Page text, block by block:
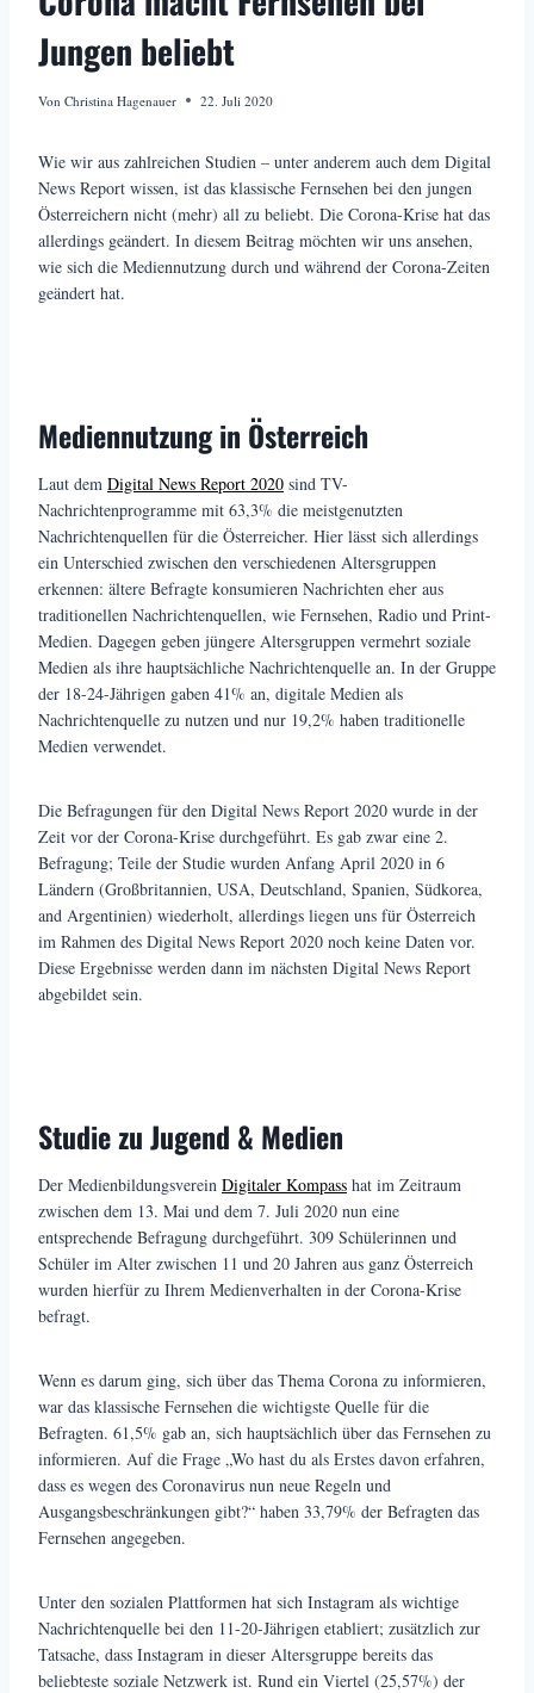
Jungen beliebt
Von Christina Hagenauer 22. Juli 2020
Wie wir aus zahlreichen Studien – unter anderem auch dem Digital
News Report wissen, ist das klassische Fernsehen bei den jungen
Österreichern nicht (mehr) all zu beliebt. Die Corona-Krise hat das
allerdings geändert. In diesem Beitrag möchten wir uns ansehen,
wie sich die Mediennutzung durch und während der Corona-Zeiten
geändert hat.
Mediennutzung in Österreich
Laut dem Digital News Report 2020 sind TV-
Nachrichtenprogramme mit 63,3% die meistgenutzten
Nachrichtenquellen für die Österreicher. Hier lässt sich allerdings
ein Unterschied zwischen den verschiedenen Altersgruppen
erkennen: ältere Befragte konsumieren Nachrichten eher aus
traditionellen Nachrichtenquellen, wie Fernsehen, Radio und Print-
Medien. Dagegen geben jüngere Altersgruppen vermehrt soziale
Medien als ihre hauptsächliche Nachrichtenquelle an. In der Gruppe
der 18-24-Jährigen gaben 41% an, digitale Medien als
Nachrichtenquelle zu nutzen und nur 19,2% haben traditionelle
Medien verwendet.
Die Befragungen für den Digital News Report 2020 wurde in der
Zeit vor der Corona-Krise durchgeführt. Es gab zwar eine 2.
Befragung; Teile der Studie wurden Anfang April 2020 in 6
Ländern (Großbritannien, USA, Deutschland, Spanien, Südkorea,
and Argentinien) wiederholt, allerdings liegen uns für Österreich
im Rahmen des Digital News Report 2020 noch keine Daten vor.
Diese Ergebnisse werden dann im nächsten Digital News Report
abgebildet sein.
Studie zu Jugend & Medien
Der Medienbildungsverein Digitaler Kompass hat im Zeitraum
zwischen dem 13. Mai und dem 7. Juli 2020 nun eine
entsprechende Befragung durchgeführt. 309 Schülerinnen und
Schüler im Alter zwischen 11 und 20 Jahren aus ganz Österreich
wurden hierfür zu Ihrem Medienverhalten in der Corona-Krise
befragt.
Wenn es darum ging, sich über das Thema Corona zu informieren,
war das klassische Fernsehen die wichtigste Quelle für die
Befragten. 61,5% gab an, sich hauptsächlich über das Fernsehen zu
informieren. Auf die Frage „Wo hast du als Erstes davon erfahren,
dass es wegen des Coronavirus nun neue Regeln und
Ausgangsbeschränkungen gibt?“ haben 33,79% der Befragten das
Fernsehen angegeben.
Unter den sozialen Plattformen hat sich Instagram als wichtige
Nachrichtenquelle bei den 11-20-Jährigen etabliert; zusätzlich zur
Tatsache, dass Instagram in dieser Altersgruppe bereits das
beliebteste soziale Netzwerk ist. Rund ein Viertel (25,57%) der